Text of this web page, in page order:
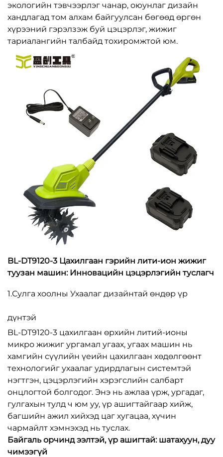
экологийн тэвчээрлэг чанар, оюунлаг дизайн
хандлагад том алхам байгуулсан бөгөөд өргөн
хүрээний гэрэлзэж буй цэцэрлэг, жижиг
тариалангийн талбайд тохиромжтой юм.
BL-DT9120-3 Цахилгаан гэрийн лити-ион жижиг
туузан машин: Инновацийн цэцэрлэгийн туслагч
1.Сулга хоолны Ухаалаг дизайнтай өндөр үр
дүнтэй
BL-DT9120-3 цахилгаан өрхийн литий-ионы
микро жижиг ургамал угаах, угаах машин нь
хамгийн сүүлийн үеийн цахилгаан хөдөлгөөнт
технологийг ухаалаг удирдлагын системтэй
нэгтгэн, цэцэрлэгийн хэрэгслийн салбарт
онцлогтой болгодог. Энэ нь ажлаа үрж, ургадаг,
гулгахын тулд ч юм уу, үр ашигтайгаар хийж,
багшийн ажил хийхэд цаг хугацаа, хүчин
чармайлт хэмнэхэд нь туслах.
Байгаль орчинд ээлтэй, үр ашигтай: шатахуун, дуу
чимээгүй